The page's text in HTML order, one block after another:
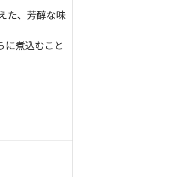
た、芳醇な味
に煮込むこと